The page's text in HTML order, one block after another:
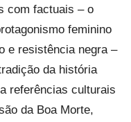
com factuais – o
feminino
e resistência negra –
da história
referências culturais
da Boa Morte,